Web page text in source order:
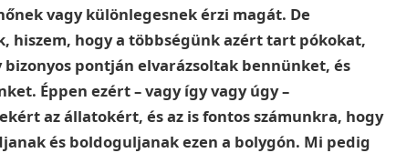
vagy különlegesnek érzi magát. De
hiszem, hogy a többségünk azért tart pókokat,
pontján elvarázsoltak bennünket, és
Éppen ezért – vagy így vagy úgy –
az állatokért, és az is fontos számunkra, hogy
és boldoguljanak ezen a bolygón. Mi pedig